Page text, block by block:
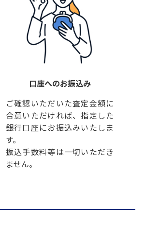
口座へのお振込み
ご確認いただいた査定金額に
合意いただければ、指定した
銀行口座にお振込みいたしま
す。
振込手数料等は一切いただき
ません。